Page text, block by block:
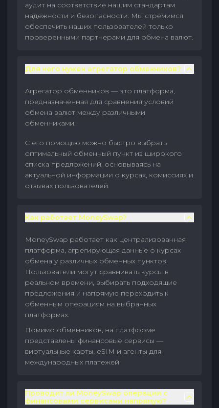
аудит на соответствие нашим стандартам
надежности и безопасности. Мы стремимся
обеспечить наших пользователей только
проверенными партнерами для обмена валют.
Для чего нужен агрегатор обменников?
Агрегатор обменников — это платформа,
предназначенная для сравнения условий
обмена валют между различными
обменниками.
С его помощью можно быстро выбрать
оптимальный обменный пункт из широкого
списка предложений, основываясь на
актуальной информации о курсах, комиссиях и
отзывах пользователей.
Как работает MoneySwap?
MoneySwap работает как централизованная
платформа, агрегирующая данные о курсах
обмена у различных обменных пунктов.
Пользователи могут сравнивать курсы в
реальном времени, выбирать подходящие
предложения и напрямую переходить к
обменным операциям на выбранных
платформах.
Помимо обменников, на платформе
представлены финансовые сервисы —
виртуальные карты, eSIM и агенты для
международных платежей.
Проводит ли MoneySwap операции с
финансовыми сервисами напрямую?